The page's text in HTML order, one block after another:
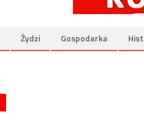
Żydzi Gospodarka